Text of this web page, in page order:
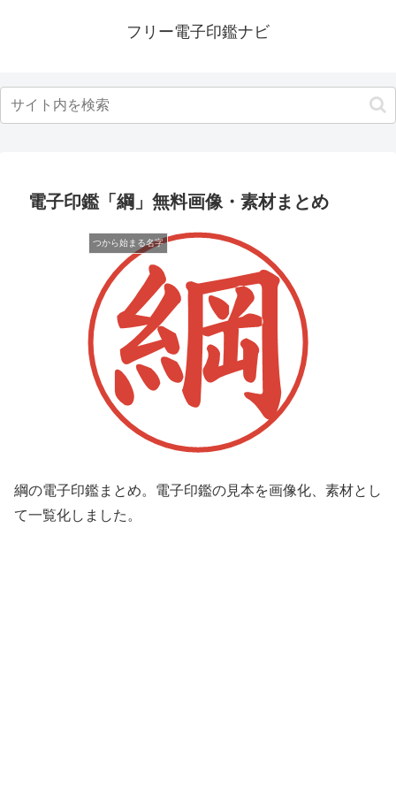
フリー電子印鑑ナビ
電子印鑑「綱」無料画像・素材まとめ
つから始まる名字
綱の電子印鑑まとめ。電子印鑑の見本を画像化、素材とし
て一覧化しました。